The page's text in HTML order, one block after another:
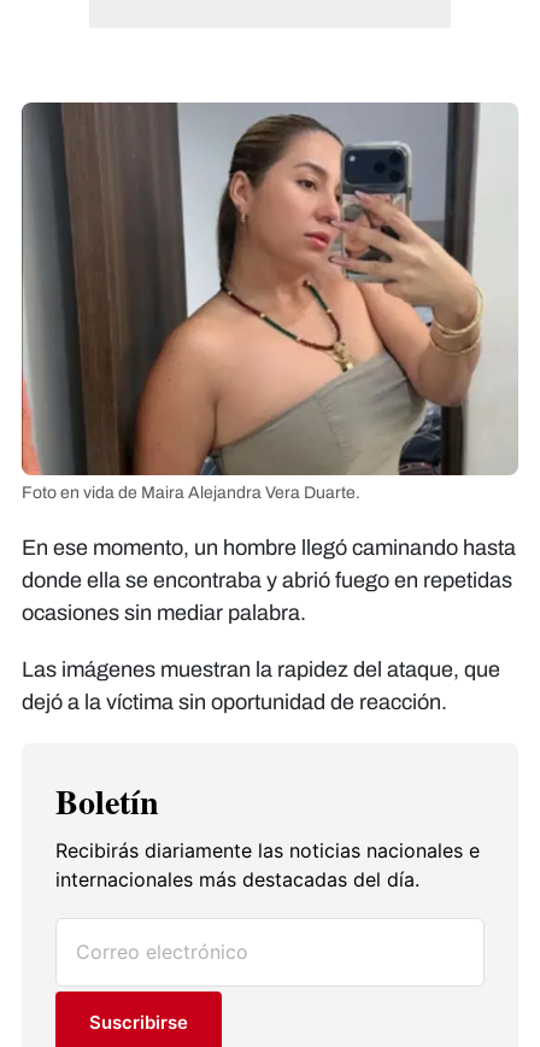
Foto en vida de Maira Alejandra Vera Duarte.
En ese momento, un hombre llegó caminando hasta
donde ella se encontraba y abrió fuego en repetidas
ocasiones sin mediar palabra.
Las imágenes muestran la rapidez del ataque, que
dejó a la víctima sin oportunidad de reacción.
Boletín
Recibirás diariamente las noticias nacionales e
internacionales más destacadas del día.
Suscribirse